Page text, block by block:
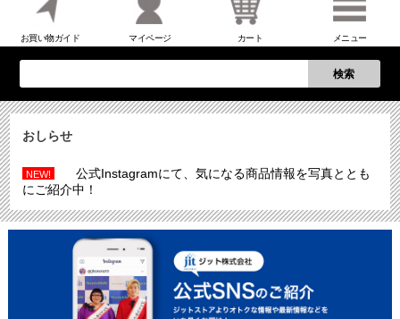
お買い物ガイド マイページ カート メニュー
検索
おしらせ
NEW!
公式Instagramにて、気になる商品情報を写真ととも
にご紹介中！